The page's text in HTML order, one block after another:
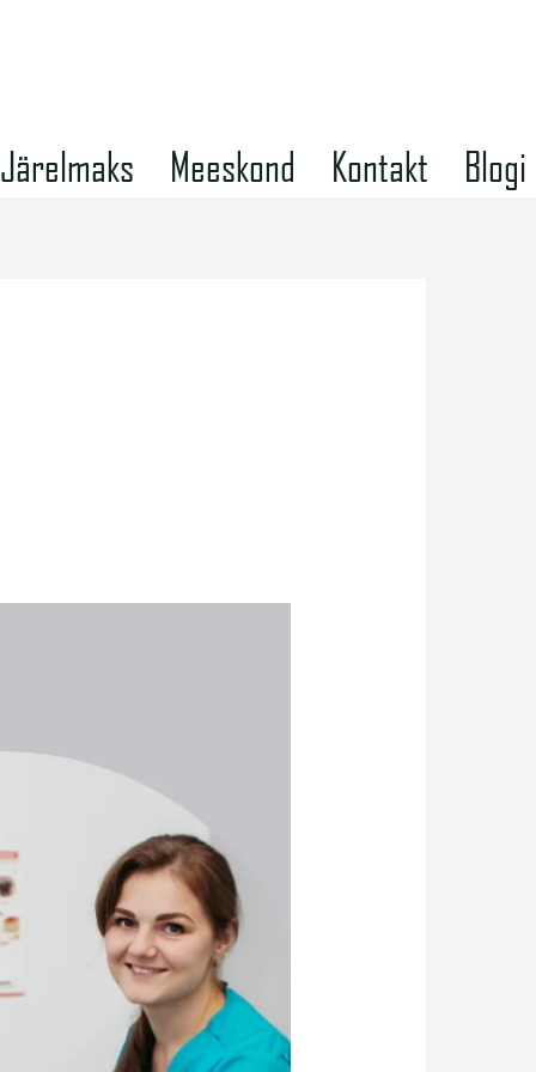
Järelmaks Meeskond Kontakt Blogi